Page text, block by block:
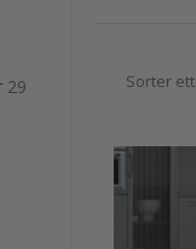
Sorter
29